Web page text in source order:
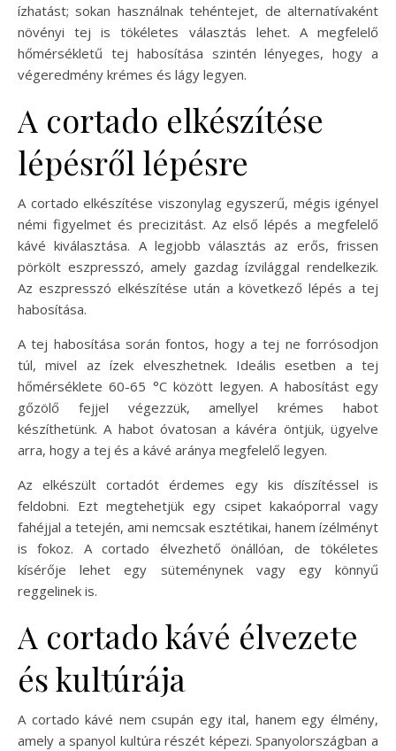
ízhatást; sokan használnak tehéntejet, de alternatívaként
növényi tej is tökéletes választás lehet. A megfelelő
hőmérsékletű tej habosítása szintén lényeges, hogy a
végeredmény krémes és lágy legyen.
A cortado elkészítése
lépésről lépésre
A cortado elkészítése viszonylag egyszerű, mégis igényel
némi figyelmet és precizitást. Az első lépés a megfelelő
kávé kiválasztása. A legjobb választás az erős, frissen
pörkölt eszpresszó, amely gazdag ízvilággal rendelkezik.
Az eszpresszó elkészítése után a következő lépés a tej
habosítása.
A tej habosítása során fontos, hogy a tej ne forrósodjon
túl, mivel az ízek elveszhetnek. Ideális esetben a tej
hőmérséklete 60-65 °C között legyen. A habosítást egy
gőzölő fejjel végezzük, amellyel krémes habot
készíthetünk. A habot óvatosan a kávéra öntjük, ügyelve
arra, hogy a tej és a kávé aránya megfelelő legyen.
Az elkészült cortadót érdemes egy kis díszítéssel is
feldobni. Ezt megtehetjük egy csipet kakaóporral vagy
fahéjjal a tetején, ami nemcsak esztétikai, hanem ízélményt
is fokoz. A cortado élvezhető önállóan, de tökéletes
kísérője lehet egy süteménynek vagy egy könnyű
reggelinek is.
A cortado kávé élvezete
és kultúrája
A cortado kávé nem csupán egy ital, hanem egy élmény,
amely a spanyol kultúra részét képezi. Spanyolországban a